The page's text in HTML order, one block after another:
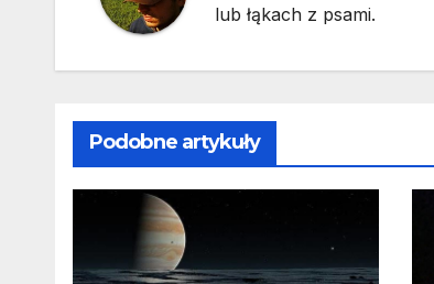
lub łąkach z psami.
Podobne artykuły